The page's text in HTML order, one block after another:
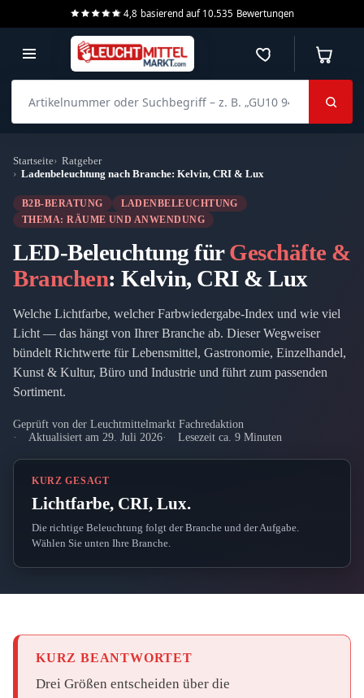
4,8 basierend auf 10.535 Bewertungen
Merkzettel
Startseite
Ratgeber
Ladenbeleuchtung nach Branche: Kelvin, CRI & Lux
B2B-BERATUNG
LADENBELEUCHTUNG
THEMA: RÄUME UND ANWENDUNG
LED-Beleuchtung fürGeschäfte &
Branchen: Kelvin, CRI & Lux
Welche Lichtfarbe, welcher Farbwiedergabe-Index und wie viel
Licht — das hängt von Ihrer Branche ab. Dieser Wegweiser
bündelt Richtwerte für Lebensmittel, Gastronomie, Einzelhandel,
Kunst & Kultur, Büro und Industrie und führt zum passenden
Sortiment.
Geprüft von der Leuchtmittelmarkt Fachredaktion
Aktualisiert am 29. Juli 2026
Lesezeit ca. 9 Minuten
KURZ GESAGT
Lichtfarbe, CRI, Lux.
Die richtige Beleuchtung folgt der Branche und der Aufgabe.
Wählen Sie unten Ihre Branche.
KURZ BEANTWORTET
Drei Größen entscheiden über die